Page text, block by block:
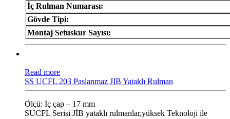
İç Rulman Numarası:
Gövde Tipi:
Montaj Setuskur Sayısı:
Read more
SS UCFL 203 Paslanmaz JIB Yataklı Rulman
Ölçü: İç çap – 17 mm
SUCFL Serisi JİB ​​yataklı rulmanlar,yüksek Teknoloji ile